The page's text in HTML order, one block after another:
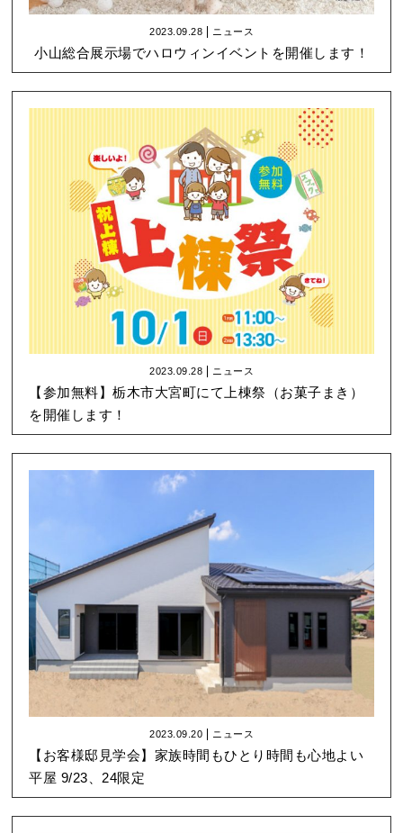
2023.09.28 ニュース
小山総合展示場でハロウィンイベントを開催します！
2023.09.28 ニュース
【参加無料】栃木市大宮町にて上棟祭（お菓子まき）
を開催します！
2023.09.20 ニュース
【お客様邸見学会】家族時間もひとり時間も心地よい
平屋 9/23、24限定